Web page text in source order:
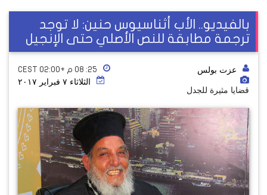
بالفيديو.. الأب أثناسيوس حنين: لا توجد
ترجمة مطابقة للنص الأصلي حتى الإنجيل
عزت بولس
قضايا مثيرة للجدل
٢٥: ٠٨ م +02:00 CEST
الثلاثاء ٧ فبراير ٢٠١٧